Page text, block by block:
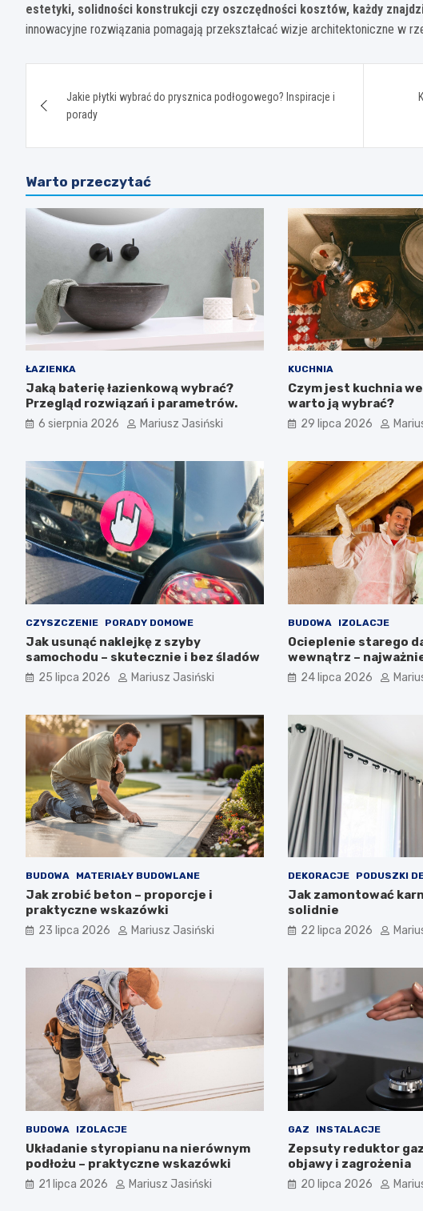
estetyki, solidności konstrukcji czy oszczędności kosztów, każdy
innowacyjne rozwiązania pomagają przekształcać wizje architektoniczne w
wpisu
Jakie płytki wybrać do prysznica podłogowego? Inspiracje i
porady
Warto przeczytać
ŁAZIENKA
Jaką baterię łazienkową wybrać?
Przegląd rozwiązań i parametrów.
6 sierpnia 2026 Mariusz Jasiński
KUCHNIA
Czym jest kuchnia
warto ją wybrać?
29 lipca 2026
CZYSZCZENIE PORADY DOMOWE
Jak usunąć naklejkę z szyby
samochodu – skutecznie i bez śladów
25 lipca 2026 Mariusz Jasiński
BUDOWA IZOLACJE
Ocieplenie starego
wewnątrz –
błędy
24 lipca 2026
BUDOWA MATERIAŁY BUDOWLANE
Jak zrobić beton – proporcje i
praktyczne wskazówki
23 lipca 2026 Mariusz Jasiński
DEKORACJE PODUSZKI
Jak zamontować
solidnie
22 lipca 2026
BUDOWA IZOLACJE
Układanie styropianu na nierównym
podłożu – praktyczne wskazówki
21 lipca 2026 Mariusz Jasiński
GAZ INSTALACJE
Zepsuty reduktor
objawy i zagrożenia
20 lipca 2026